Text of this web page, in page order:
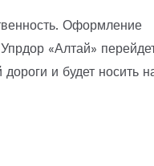
Оформление
«Алтай»
и будет носить